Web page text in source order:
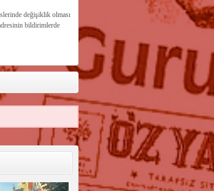
değişiklik olması
bildirimlerde